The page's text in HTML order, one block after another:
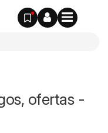
ofertas -